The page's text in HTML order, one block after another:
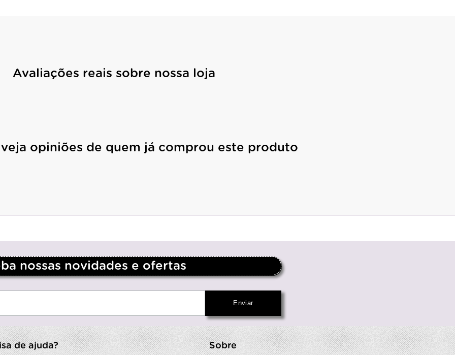
Avaliações reais sobre nossa loja
opiniões de quem já comprou este produto
nossas novidades e ofertas
de ajuda? Sobre